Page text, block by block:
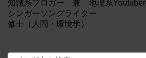
知識系ブロガー 兼 地理系Youtuber
シンガーソングライター
修士（人間・環境学）